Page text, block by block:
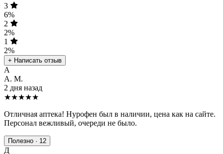
3
6%
2
2%
1
2%
+ Написать отзыв
А
А. М.
2 дня назад
★★★★★
Отличная аптека! Нурофен был в наличии, цена как на сайте.
Персонал вежливый, очереди не было.
Полезно · 12
Д